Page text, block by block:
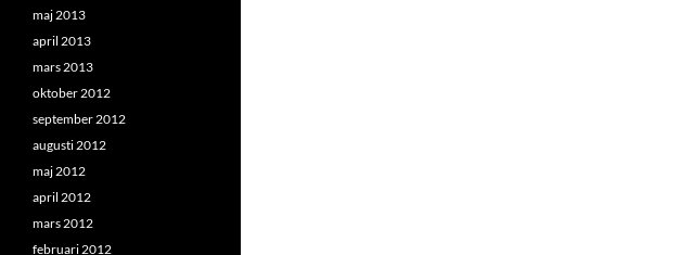
maj 2013
april 2013
mars 2013
oktober 2012
september 2012
augusti 2012
maj 2012
april 2012
mars 2012
februari 2012